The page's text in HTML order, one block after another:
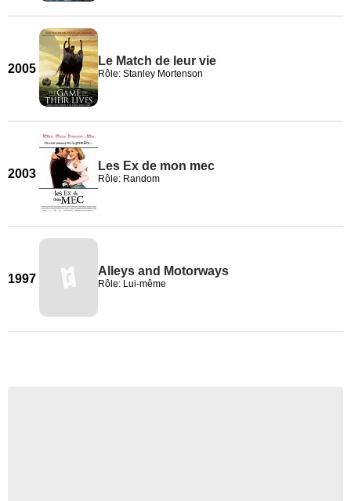
2005
Le Match de leur vie
Rôle: Stanley Mortenson
2003
Les Ex de mon mec
Rôle: Random
1997
Alleys and Motorways
Rôle: Lui-même